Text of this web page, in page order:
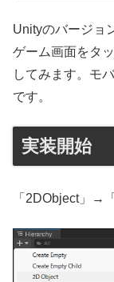
Unityのバージョ
ゲーム画面をタ
してみます。モ
です。
実装開始
「2DObject」→